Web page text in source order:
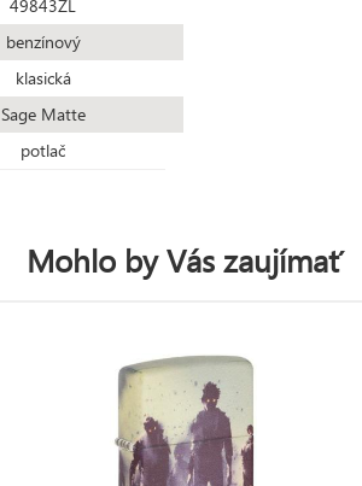
49843ZL
benzínový
klasická
Sage Matte
potlač
Mohlo by Vás zaujímať